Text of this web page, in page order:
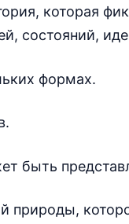
которая
состояний,
формах.
быть
природы,